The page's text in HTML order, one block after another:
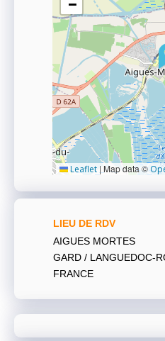
Leaflet | Map data ©
LIEU DE RDV
AIGUES MORTES
GARD / LANGUEDOC-
FRANCE